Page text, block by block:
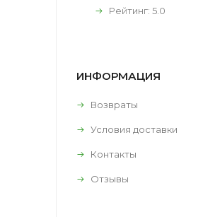
Рейтинг: 5.0
ИНФОРМАЦИЯ
Возвраты
Условия доставки
Контакты
Отзывы